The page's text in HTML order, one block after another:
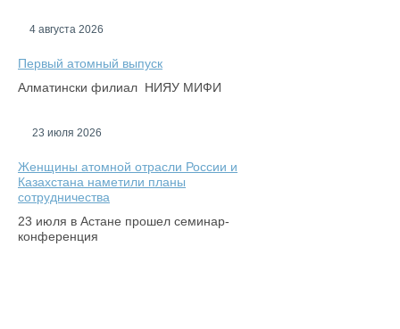
4 августа 2026
Первый атомный выпуск
Алматински филиал НИЯУ МИФИ
23 июля 2026
Женщины атомной отрасли России и
Казахстана наметили планы
сотрудничества
23 июля в Астане прошел семинар-
конференция